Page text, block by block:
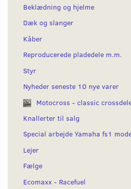
Beklædning og hjelme
Dæk og slanger
Kåber
Reproducerede pladedele m.m.
Styr
Nyheder seneste 10 nye varer
Motocross - classic
Knallerter til salg
Special arbejde Yamaha fs1
Lejer
Fælge
Ecomaxx - Racefuel